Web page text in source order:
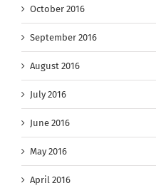
October 2016
September 2016
August 2016
July 2016
June 2016
May 2016
April 2016